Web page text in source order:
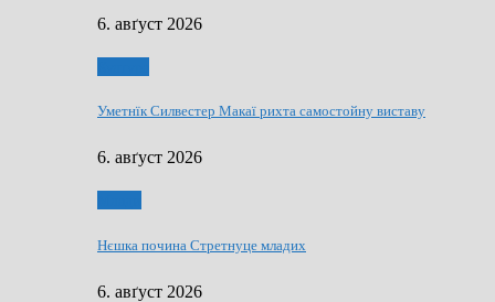
6. авґуст 2026
Уметнїк Силвестер Макаї рихта самостойну виставу
6. авґуст 2026
Нєшка почина Стретнуце младих
6. авґуст 2026